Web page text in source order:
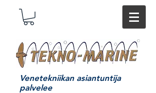
Venetekniikan asiantuntija
palvelee